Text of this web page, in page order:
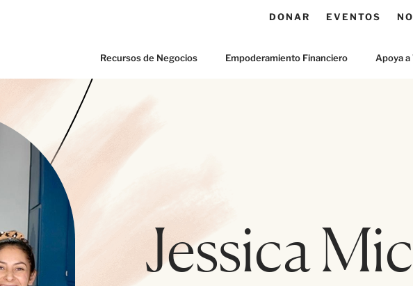
DONAR EVENTOS
Recursos de Negocios Empoderamiento Financiero Apoya a
Jessica